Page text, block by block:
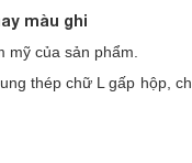
màu ghi
của sản phẩm.
thép chữ L gấp hộp,